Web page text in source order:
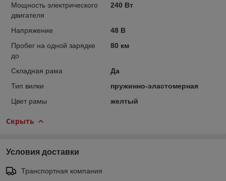
Мощность электрического
двигателя
240 Вт
Напряжение
48 В
Пробег на одной зарядке
до
80 км
Складная рама
Да
Тип вилки
пружинно-эластомерная
Цвет рамы
желтый
Скрыть
Условия доставки
Транспортная компания